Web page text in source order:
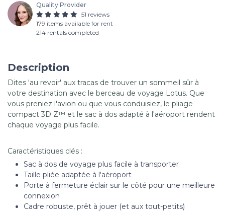
Quality Provider
51 reviews
179 items available for rent
214 rentals completed
Description
Dites 'au revoir' aux tracas de trouver un sommeil sûr à
votre destination avec le berceau de voyage Lotus. Que
vous preniez l'avion ou que vous conduisiez, le pliage
compact 3D Z™ et le sac à dos adapté à l'aéroport rendent
chaque voyage plus facile.
Caractéristiques clés :
Sac à dos de voyage plus facile à transporter
Taille pliée adaptée à l'aéroport
Porte à fermeture éclair sur le côté pour une meilleure
connexion
Cadre robuste, prêt à jouer (et aux tout-petits)